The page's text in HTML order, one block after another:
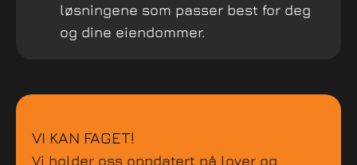
løsningene som passer best for deg
og dine eiendommer.
Vi holder oss oppdatert på lover og
VI KAN FAGET!